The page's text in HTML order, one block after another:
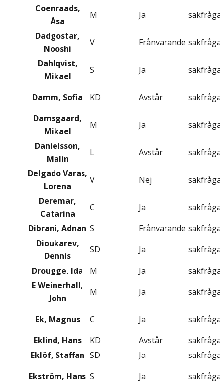
Coenraads,
Åsa
M Ja
Dadgostar,
Nooshi
V Frånvarande
Dahlqvist,
Mikael
S Ja
Damm, Sofia KD Avstår
Damsgaard,
Mikael
M Ja
Danielsson,
Malin
L Avstår
Delgado Varas,
Lorena
V Nej
Deremar,
Catarina
C Ja
Dibrani, Adnan S Frånvarande
Dioukarev,
Dennis
SD Ja
Drougge, Ida
M Ja
E Weinerhall,
John
M Ja
Ek, Magnus C Ja
Eklind, Hans
KD Avstår
Eklöf, Staffan SD Ja
Ekström, Hans S Ja